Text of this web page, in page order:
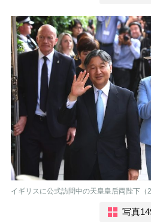
イギリスに公式訪問中の天皇皇后両陛下（
写真